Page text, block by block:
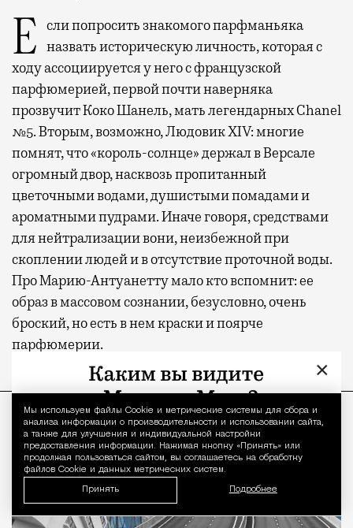
Уведомление
Мы используем файлы Сookie и метрические системы для сбора и
анализа информации о производительности и использовании сайта,
а также для улучшения и индивидуальной настройки
предоставления информации. Нажимая кнопку «Принять» или
продолжая пользоваться сайтом, вы соглашаетесь на обработку
файлов Cookie и данных метрических систем.
Принять Подробнее
Если попросить знакомого парфманьяка назвать историческую личность, которая с
ходу ассоциируется у него с французской
парфюмерией, первой почти наверняка
прозвучит Коко Шанель, мать легендарных Chanel
№5. Вторым, возможно, Людовик XIV: многие
помнят, что «король-солнце» держал в Версале
огромный двор, насквозь пропитанный
цветочными водами, душистыми помадами и
ароматными пудрами. Иначе говоря, средствами
для нейтрализации вони, неизбежной при
скоплении людей и в отсутствие проточной воды.
Про Марию-Антуанетту мало кто вспомнит: ее
образ в массовом сознании, безусловно, очень
броский, но есть в нем краски и поярче
парфюмерии.
ПРОДОЛЖЕНИЕ НИЖЕ
×